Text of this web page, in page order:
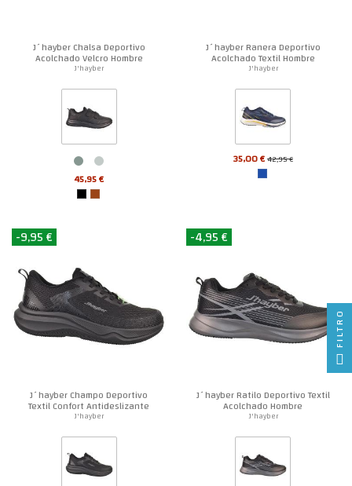
J´hayber Chalsa Deportivo
Acolchado Velcro Hombre
J'hayber
45,95 €
J´hayber Ranera Deportivo
Acolchado Textil Hombre
J'hayber
35,00 €42,95 €
-9,95 €
J´hayber Champo Deportivo
Textil Confort Antideslizante
Hombre
J'hayber
-4,95 €
J´hayber Ratilo Deportivo Textil
Acolchado Hombre
J'hayber
FILTRO